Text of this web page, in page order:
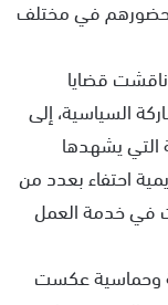
حضورهم في مختلف
قضايا
السياسية، إلى
التي يشهدها
احتفاء بعدد من
في خدمة العمل
وحماسية عكست